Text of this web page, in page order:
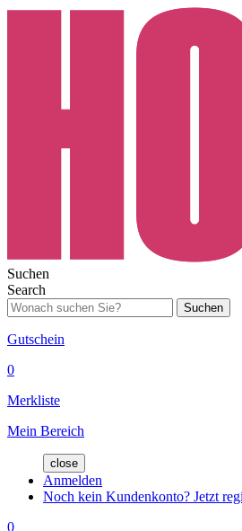
Suchen
Search
Suchen
Gutschein
0
Merkliste
Mein Bereich
close
Anmelden
Noch kein Kundenkonto? Jetzt
0